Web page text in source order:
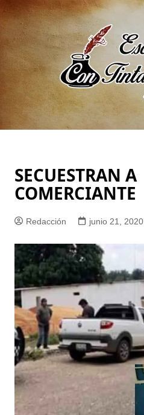
Saltar
al
contenido
SECUESTRAN A
COMERCIANTE
Redacción junio 21, 2020